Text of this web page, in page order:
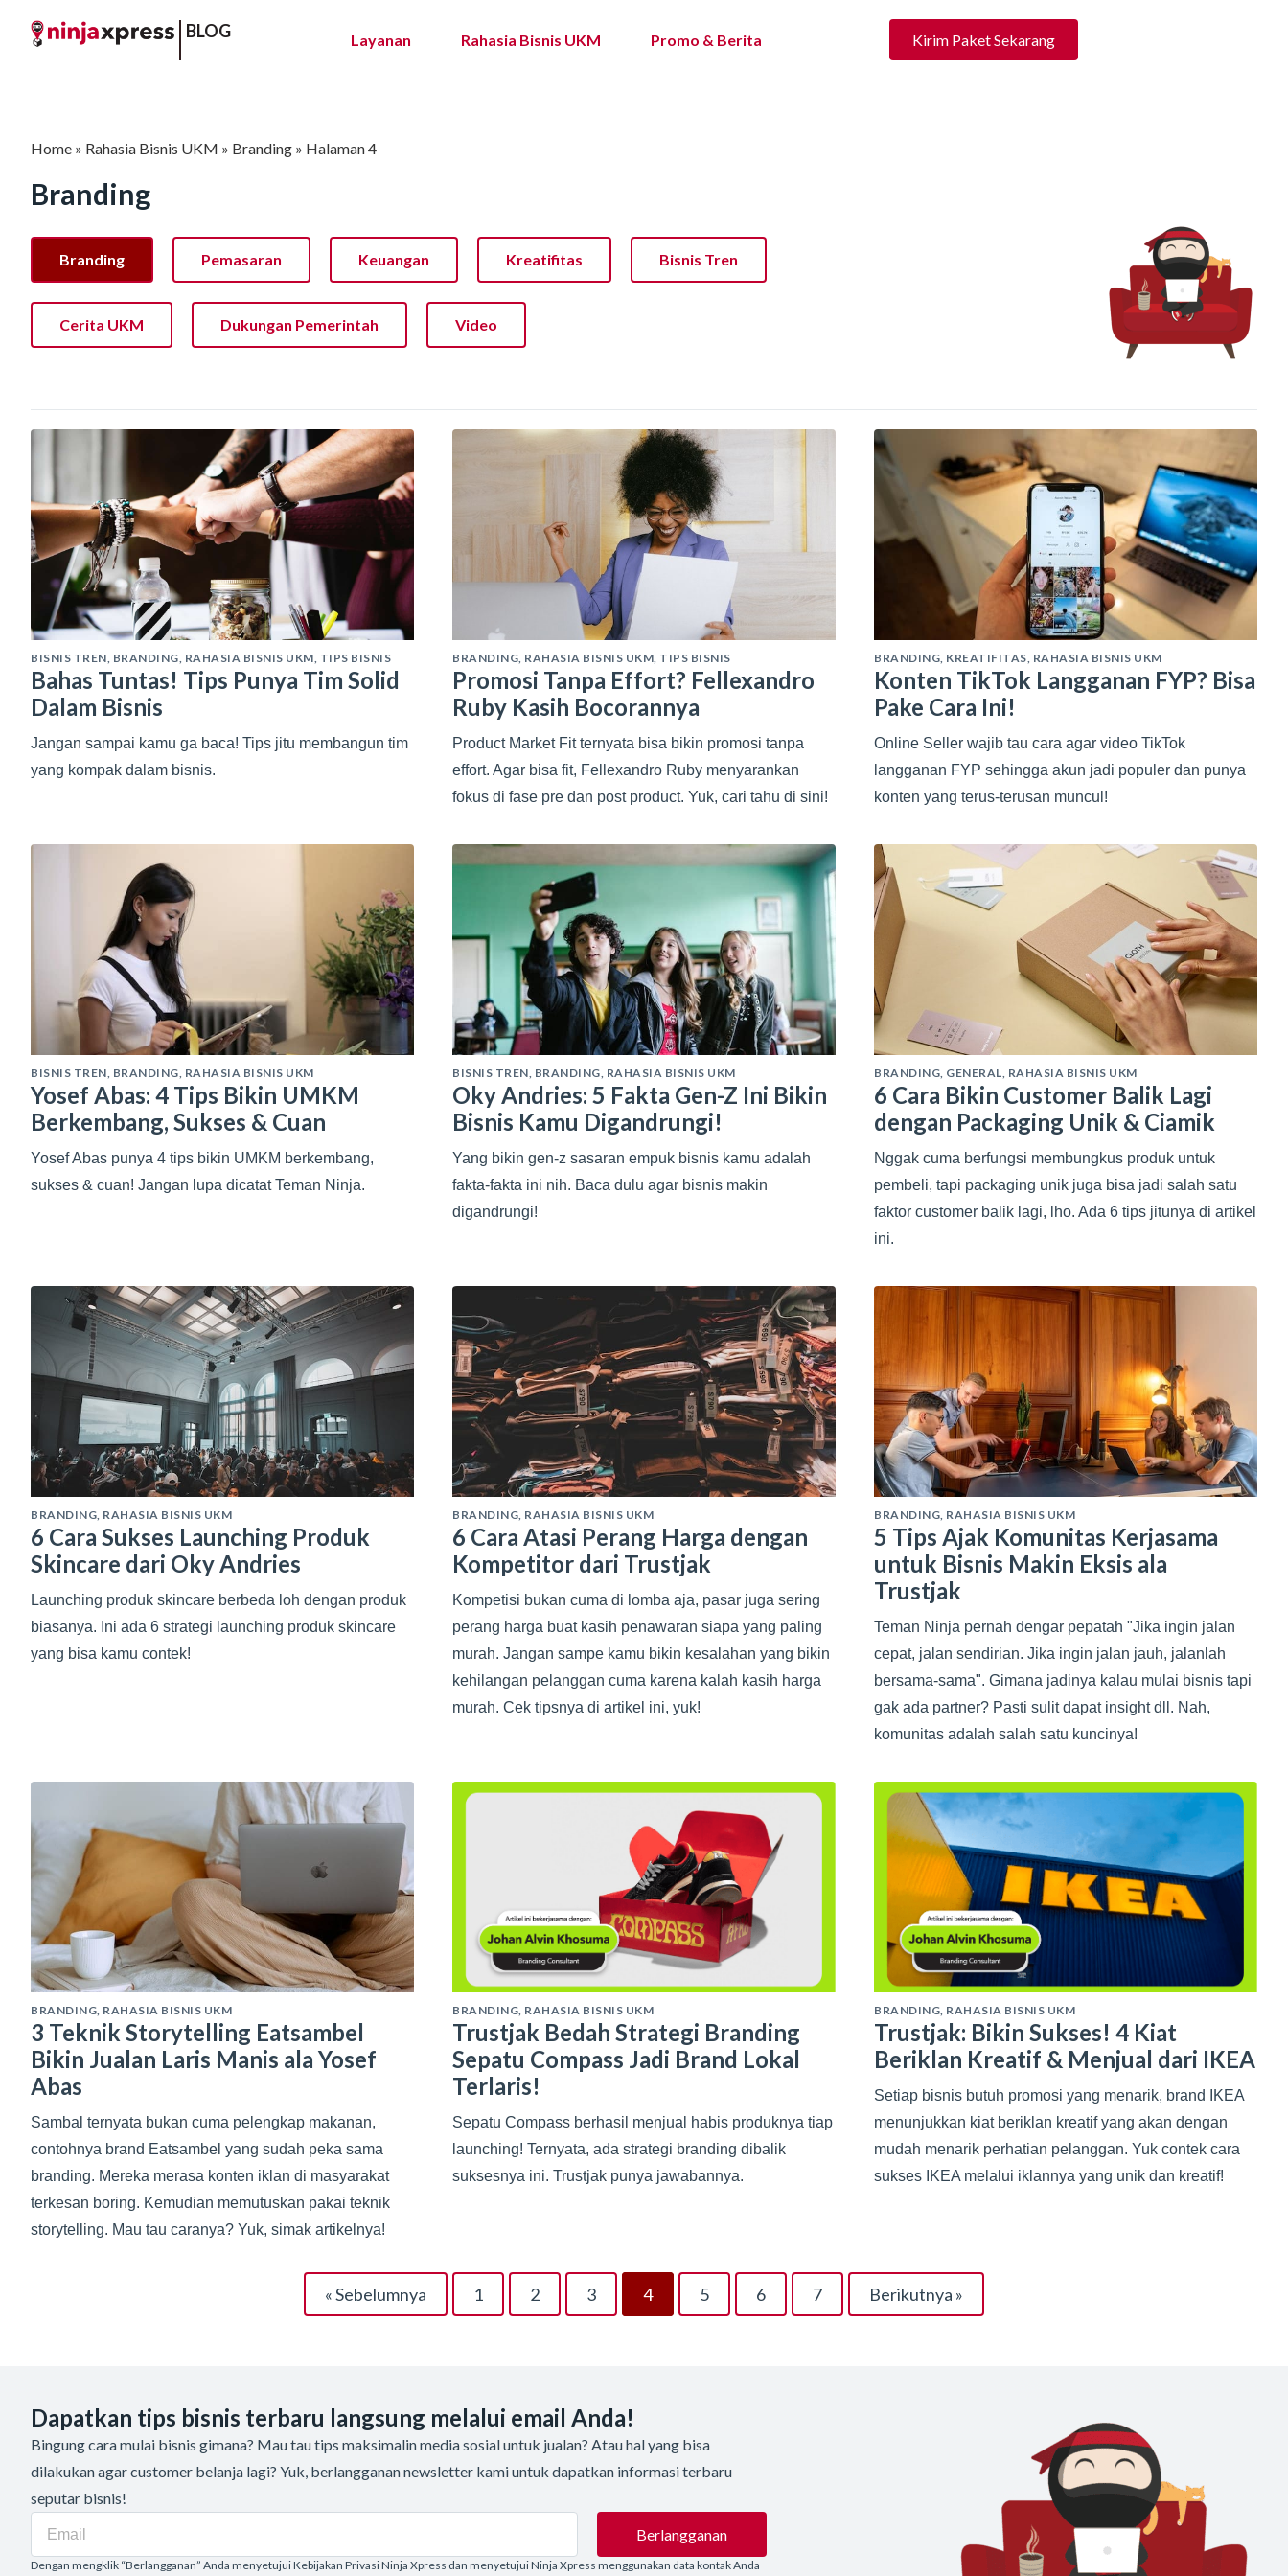
BLOG Layanan Rahasia Bisnis UKM Promo & Berita Kirim Paket Sekarang
Home » Rahasia Bisnis UKM » Branding » Halaman 4
Branding
Branding Pemasaran Keuangan Kreatifitas Bisnis Tren
Cerita UKM Dukungan Pemerintah Video
BISNIS TREN, BRANDING, RAHASIA BISNIS UKM, TIPS BISNIS
Bahas Tuntas! Tips Punya Tim Solid
Dalam Bisnis
Jangan sampai kamu ga baca! Tips jitu membangun tim
yang kompak dalam bisnis.
BRANDING, RAHASIA BISNIS UKM, TIPS BISNIS
Promosi Tanpa Effort? Fellexandro
Ruby Kasih Bocorannya
Product Market Fit ternyata bisa bikin promosi tanpa
effort. Agar bisa fit, Fellexandro Ruby menyarankan
fokus di fase pre dan post product. Yuk, cari tahu di sini!
BRANDING, KREATIFITAS, RAHASIA BISNIS UKM
Konten TikTok Langganan FYP? Bisa
Pake Cara Ini!
Online Seller wajib tau cara agar video TikTok
langganan FYP sehingga akun jadi populer dan punya
konten yang terus-terusan muncul!
BISNIS TREN, BRANDING, RAHASIA BISNIS UKM
Yosef Abas: 4 Tips Bikin UMKM
Berkembang, Sukses & Cuan
Yosef Abas punya 4 tips bikin UMKM berkembang,
sukses & cuan! Jangan lupa dicatat Teman Ninja.
BISNIS TREN, BRANDING, RAHASIA BISNIS UKM
Oky Andries: 5 Fakta Gen-Z Ini Bikin
Bisnis Kamu Digandrungi!
Yang bikin gen-z sasaran empuk bisnis kamu adalah
fakta-fakta ini nih. Baca dulu agar bisnis makin
digandrungi!
BRANDING, GENERAL, RAHASIA BISNIS UKM
6 Cara Bikin Customer Balik Lagi
dengan Packaging Unik & Ciamik​​
Nggak cuma berfungsi membungkus produk untuk
pembeli, tapi packaging unik juga bisa jadi salah satu
faktor customer balik lagi, lho. Ada 6 tips jitunya di artikel
ini.
BRANDING, RAHASIA BISNIS UKM
6 Cara Sukses Launching Produk
Skincare dari Oky Andries
Launching produk skincare berbeda loh dengan produk
biasanya. Ini ada 6 strategi launching produk skincare
yang bisa kamu contek!
BRANDING, RAHASIA BISNIS UKM
6 Cara Atasi Perang Harga dengan
Kompetitor dari Trustjak
Kompetisi bukan cuma di lomba aja, pasar juga sering
perang harga buat kasih penawaran siapa yang paling
murah. Jangan sampe kamu bikin kesalahan yang bikin
kehilangan pelanggan cuma karena kalah kasih harga
murah. Cek tipsnya di artikel ini, yuk!
BRANDING, RAHASIA BISNIS UKM
5 Tips Ajak Komunitas Kerjasama
untuk Bisnis Makin Eksis ala
Trustjak
Teman Ninja pernah dengar pepatah "Jika ingin jalan
cepat, jalan sendirian. Jika ingin jalan jauh, jalanlah
bersama-sama". Gimana jadinya kalau mulai bisnis tapi
gak ada partner? Pasti sulit dapat insight dll. Nah,
komunitas adalah salah satu kuncinya!
BRANDING, RAHASIA BISNIS UKM
3 Teknik Storytelling Eatsambel
Bikin Jualan Laris Manis ala Yosef
Abas
Sambal ternyata bukan cuma pelengkap makanan,
contohnya brand Eatsambel yang sudah peka sama
branding. Mereka merasa konten iklan di masyarakat
terkesan boring. Kemudian memutuskan pakai teknik
storytelling. Mau tau caranya? Yuk, simak artikelnya!
BRANDING, RAHASIA BISNIS UKM
Trustjak Bedah Strategi Branding
Sepatu Compass Jadi Brand Lokal
Terlaris!
Sepatu Compass berhasil menjual habis produknya tiap
launching! Ternyata, ada strategi branding dibalik
suksesnya ini. Trustjak punya jawabannya.
BRANDING, RAHASIA BISNIS UKM
Trustjak: Bikin Sukses! 4 Kiat
Beriklan Kreatif & Menjual dari IKEA
Setiap bisnis butuh promosi yang menarik, brand IKEA
menunjukkan kiat beriklan kreatif yang akan dengan
mudah menarik perhatian pelanggan. Yuk contek cara
sukses IKEA melalui iklannya yang unik dan kreatif!
« Sebelumnya 1 2 3 4 5 6 7 Berikutnya »
Dapatkan tips bisnis terbaru langsung melalui email Anda!
Bingung cara mulai bisnis gimana? Mau tau tips maksimalin media sosial untuk jualan? Atau hal yang bisa
dilakukan agar customer belanja lagi? Yuk, berlangganan newsletter kami untuk dapatkan informasi terbaru
seputar bisnis!
Berlangganan
Dengan mengklik “Berlangganan” Anda menyetujui Kebijakan Privasi Ninja Xpress dan menyetujui Ninja Xpress menggunakan data kontak Anda